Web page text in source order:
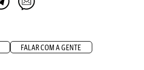
FALAR COM A GENTE